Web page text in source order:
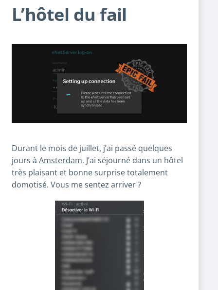
L’hôtel du fail
Durant le mois de juillet, j’ai passé quelques
jours à Amsterdam. J’ai séjourné dans un hôtel
très plaisant et bonne surprise totalement
domotisé. Vous me sentez arriver ?